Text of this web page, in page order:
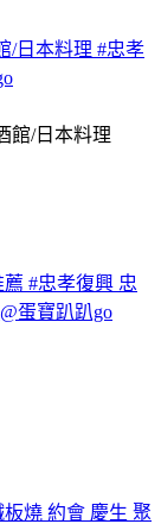
/日本料理 #忠孝
薦 #忠孝復興 忠
蛋寶趴趴go
板燒 約會 慶生 聚